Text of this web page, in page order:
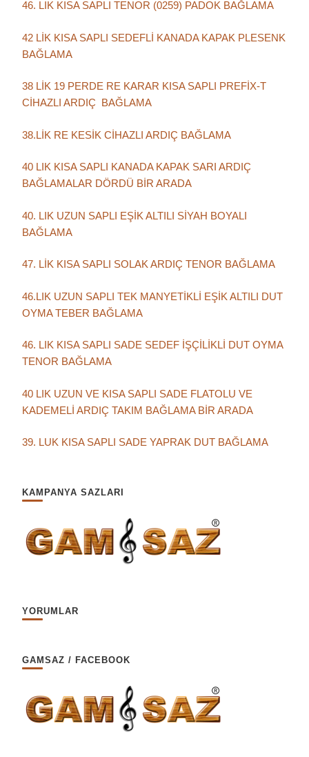
46. LIK KISA SAPLI TENOR (0259) PADOK BAĞLAMA
42 LİK KISA SAPLI SEDEFLİ KANADA KAPAK PLESENK
BAĞLAMA
38 LİK 19 PERDE RE KARAR KISA SAPLI PREFİX-T
CİHAZLI ARDIÇ BAĞLAMA
38.LİK RE KESİK CİHAZLI ARDIÇ BAĞLAMA
40 LIK KISA SAPLI KANADA KAPAK SARI ARDIÇ
BAĞLAMALAR DÖRDÜ BİR ARADA
40. LIK UZUN SAPLI EŞİK ALTILI SİYAH BOYALI
BAĞLAMA
47. LİK KISA SAPLI SOLAK ARDIÇ TENOR BAĞLAMA
46.LIK UZUN SAPLI TEK MANYETİKLİ EŞİK ALTILI DUT
OYMA TEBER BAĞLAMA
46. LIK KISA SAPLI SADE SEDEF İŞÇİLİKLİ DUT OYMA
TENOR BAĞLAMA
40 LIK UZUN VE KISA SAPLI SADE FLATOLU VE
KADEMELİ ARDIÇ TAKIM BAĞLAMA BİR ARADA
39. LUK KISA SAPLI SADE YAPRAK DUT BAĞLAMA
KAMPANYA SAZLARI
YORUMLAR
GAMSAZ / FACEBOOK